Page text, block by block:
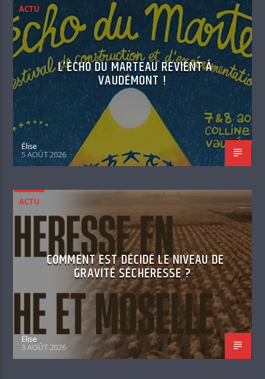
ACTU
L’ÉCHO DU MARTEAU REVIENT À
VAUDÉMONT !
Élise
5 AOÛT 2026
ACTU
COMMENT EST DÉCIDÉ LE NIVEAU DE
GRAVITÉ SÉCHERESSE ?
Élise
3 AOÛT 2026